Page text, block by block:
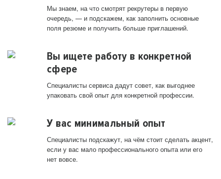
Мы знаем, на что смотрят рекрутеры в первую
очередь, — и подскажем, как заполнить основные
поля резюме и получить больше приглашений.
Вы ищете работу в конкретной
сфере
Специалисты сервиса дадут совет, как выгоднее
упаковать свой опыт для конкретной профессии.
У вас минимальный опыт
Специалисты подскажут, на чём стоит сделать акцент,
если у вас мало профессионального опыта или его
нет вовсе.